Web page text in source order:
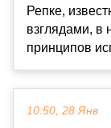
Репке,
взглядами, в
принципов
10:50, 28 Янв